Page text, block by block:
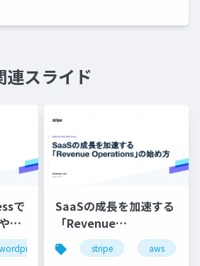
連スライド
で
サ
ー
SaaSの成長を加速する
「Revenue
Operations」の始め方
stripe aws